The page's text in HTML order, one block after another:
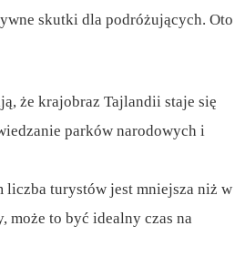
skutki dla podróżujących. Oto
że krajobraz Tajlandii staje się
parków narodowych i
liczba turystów jest mniejsza niż w
może to być idealny czas na